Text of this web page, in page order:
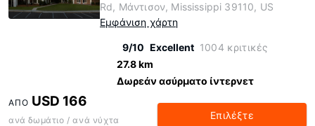
Rd, Μάντισον, Mississippi 39110, US
Εμφάνιση χάρτη
9/10 Excellent 1004 κριτικές
27.8 km
Δωρεάν ασύρματο ίντερνετ
ΑΠΌ USD 166
ανά δωμάτιο / ανά νύχτα Επιλέξτε